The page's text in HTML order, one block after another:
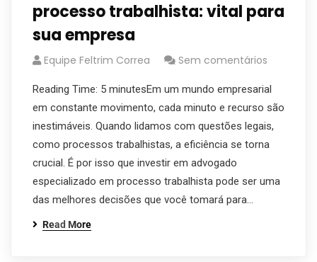
processo trabalhista: vital para
sua empresa
Equipe Feltrim Correa Sem comentários
Reading Time: 5 minutesEm um mundo empresarial
em constante movimento, cada minuto e recurso são
inestimáveis. Quando lidamos com questões legais,
como processos trabalhistas, a eficiência se torna
crucial. É por isso que investir em advogado
especializado em processo trabalhista pode ser uma
das melhores decisões que você tomará para…
Read More